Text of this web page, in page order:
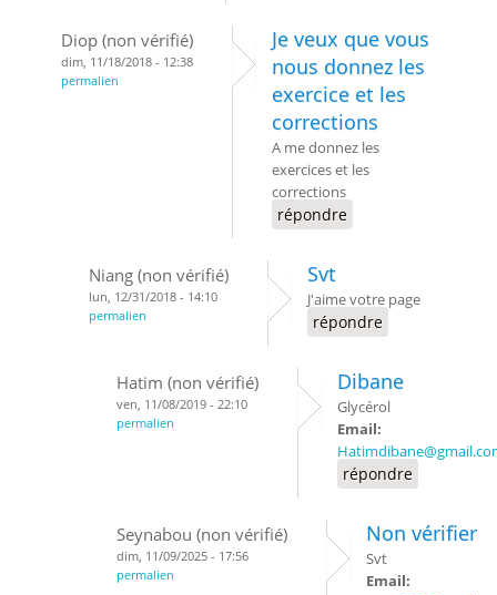
Diop (non vérifié)
dim, 11/18/2018 - 12:38
permalien
Je veux que vous
nous donnez les
exercice et les
corrections
A me donnez les
exercices et les
corrections
répondre
Niang (non vérifié)
lun, 12/31/2018 - 14:10
permalien
Svt
J'aime votre page
répondre
Hatim (non vérifié)
ven, 11/08/2019 - 22:10
permalien
Dibane
Glycérol
Email:
répondre
Seynabou (non vérifié)
dim, 11/09/2025 - 17:56
permalien
Non vérifier
Svt
Email: